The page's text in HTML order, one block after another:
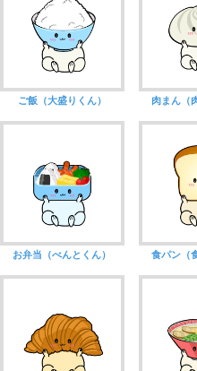
ご飯（大盛りくん） 肉まん（
お弁当（べんとくん） 食パン（